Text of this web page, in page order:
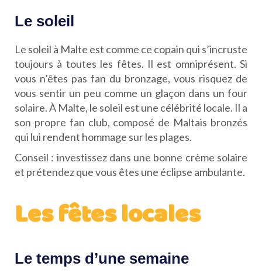
Le soleil
Le soleil à Malte est comme ce copain qui s’incruste
toujours à toutes les fêtes. Il est omniprésent. Si
vous n’êtes pas fan du bronzage, vous risquez de
vous sentir un peu comme un glaçon dans un four
solaire. À Malte, le soleil est une célébrité locale. Il a
son propre fan club, composé de Maltais bronzés
qui lui rendent hommage sur les plages.
Conseil : investissez dans une bonne crème solaire
et prétendez que vous êtes une éclipse ambulante.
Les fêtes locales
Le temps d’une semaine